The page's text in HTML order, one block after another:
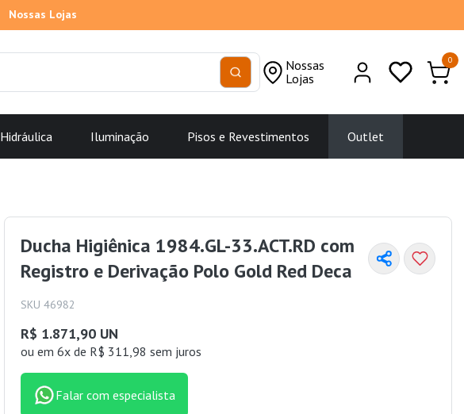
Nossas Lojas
Nossas
Lojas
0
Hidráulica Iluminação Pisos e Revestimentos Outlet
Ducha Higiênica 1984.GL-33.ACT.RD com
Registro e Derivação Polo Gold Red Deca
SKU 46982
R$ 1.871,90 UN
ou em 6x de R$ 311,98 sem juros
Falar com especialista